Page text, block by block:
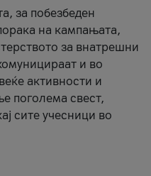
за побезбеден
на кампањата,
за внатрешни
и во
активности и
поголема свест,
сите учесници во